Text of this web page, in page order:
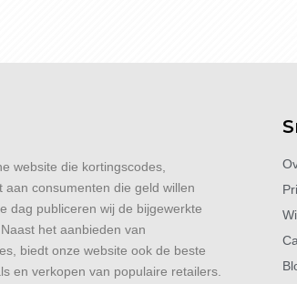
website die kortingscodes,
consumenten die geld willen
dag publiceren wij de bijgewerkte
het aanbieden van
biedt onze website ook de beste
en verkopen van populaire retailers.